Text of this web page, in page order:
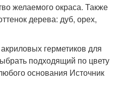
желаемого окраса. Также
дерева: дуб, орех,
герметиков для
подходящий по цвету
основания Источник